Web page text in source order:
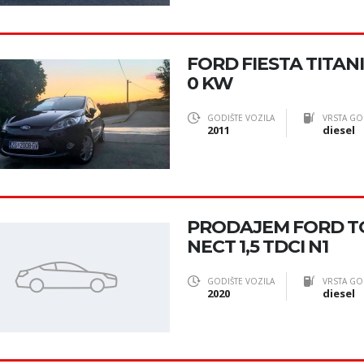
FORD FIESTA
0 KW
GODIŠTE VOZILA
2011
VRSTA
diesel
PRODAJEM FORD
NECT 1,5 TDCI N1
GODIŠTE VOZILA
2020
VRSTA
diesel